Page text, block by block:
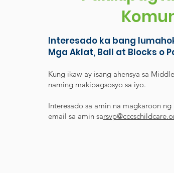
Interesado ka bang
Mga Aklat, Ball at Blocks o
Kung ikaw ay isang ahensya sa
naming makipagsosyo sa iyo.
Interesado sa amin na magkaroon
email sa amin sa